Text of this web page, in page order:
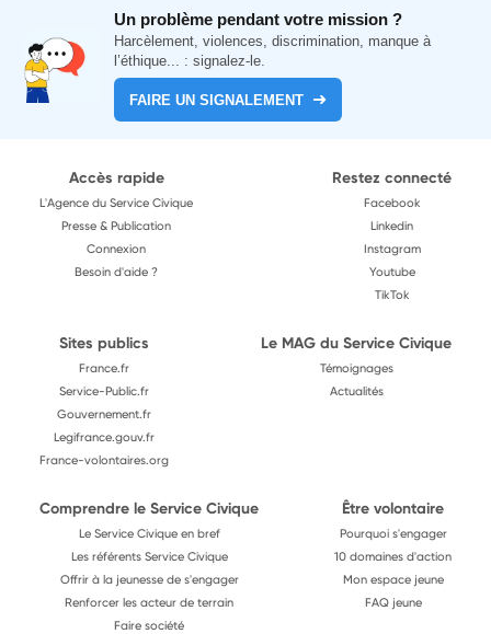
Un problème pendant votre mission ?
Harcèlement, violences, discrimination, manque à
l’éthique... : signalez-le.
FAIRE UN SIGNALEMENT
Accès rapide
L'Agence du Service Civique
Presse & Publication
Connexion
Besoin d'aide ?
Restez connecté
Facebook
Linkedin
Instagram
Youtube
TikTok
Sites publics
France.fr
Service-Public.fr
Gouvernement.fr
Legifrance.gouv.fr
France-volontaires.org
Le MAG du Service Civique
Témoignages
Actualités
Comprendre le Service Civique
Le Service Civique en bref
Les référents Service Civique
Offrir à la jeunesse de s'engager
Renforcer les acteur de terrain
Faire société
Être volontaire
Pourquoi s'engager
10 domaines d'action
Mon espace jeune
FAQ jeune